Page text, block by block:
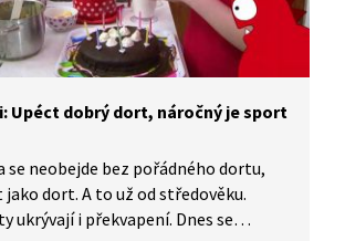
Upéct dobrý dort, náročný je sport
se neobejde bez pořádného dortu,
dort. A to už od středověku.
ukrývají i překvapení. Dnes se